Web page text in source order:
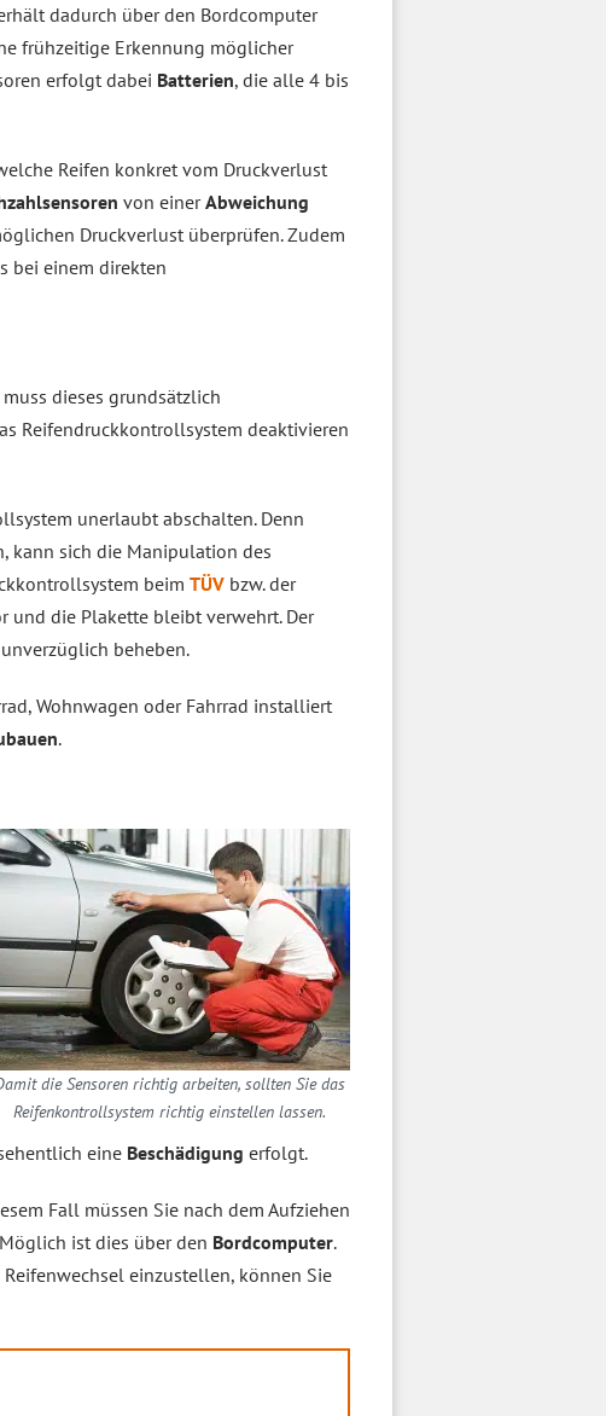
dadurch über den Bordcomputer
frühzeitige Erkennung möglicher
erfolgt dabei Batterien, die alle 4 bis
Reifen konkret vom Druckverlust
von einerAbweichung
Druckverlust überprüfen. Zudem
bei einem direkten
dieses grundsätzlich
Reifendruckkontrollsystem deaktivieren
unerlaubt abschalten. Denn
kann sich die Manipulation des
beim TÜV bzw. der
und die Plakette bleibt verwehrt. Der
beheben.
Wohnwagen oder Fahrrad installiert
.
die Sensoren richtig arbeiten, sollten Sie das
Reifenkontrollsystem richtig einstellen lassen.
eine Beschädigung erfolgt.
Fall müssen Sie nach dem Aufziehen
ist dies über den Bordcomputer.
einzustellen, können Sie